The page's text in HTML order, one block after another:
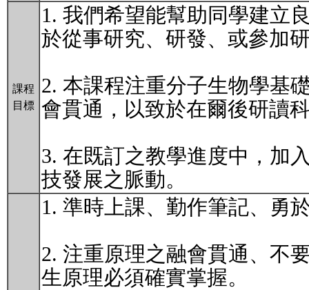
課程
目標
1. 我們希望能幫助同學建立
於從事研究、研發、或參加
2. 本課程注重分子生物學基
會貫通，以致於在爾後研讀
3. 在既訂之教學進度中，加
技發展之脈動。
1. 準時上課、勤作筆記、勇
2. 注重原理之融會貫通、不
生原理必須確實掌握。